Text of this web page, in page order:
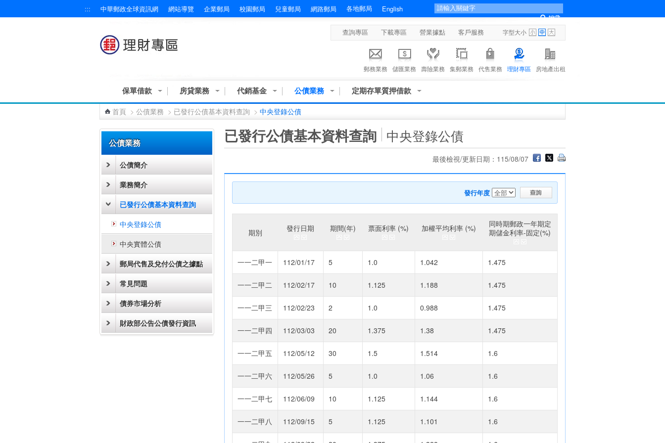
::: 中華郵政全球資訊網 網站導覽 企業郵局 校園郵局 兒童郵局 網路郵局 各地郵局 English
查詢專區 下載專區 營業據點 客戶服務 字型大小
郵務業務 儲匯業務 壽險業務 集郵業務 代售業務 理財專區 房地產出租
保單借款 房貸業務 代銷基金 公債業務 定期存單質押借款
首頁 > 公債業務 > 已發行公債基本資料查詢 > 中央登錄公債
公債業務
公債簡介
業務簡介
已發行公債基本資料查詢
中央登錄公債
中央實體公債
郵局代售及兌付公債之據點
常見問題
債券市場分析
財政部公告公債發行資訊
已發行公債基本資料查詢 中央登錄公債
最後檢視/更新日期：115/08/07
發行年度
期別 發行日期 期間(年) 票面利率 (%) 加權平均利率 (%)
同時期郵政一年期定
期儲金利率-固定(%)
一一二甲一 112/01/17 5 1.0 1.042 1.475
一一二甲二 112/02/17 10 1.125 1.188 1.475
一一二甲三 112/02/23 2 1.0 0.988 1.475
一一二甲四 112/03/03 20 1.375 1.38 1.475
一一二甲五 112/05/12 30 1.5 1.514 1.6
一一二甲六 112/05/26 5 1.0 1.06 1.6
一一二甲七 112/06/09 10 1.125 1.144 1.6
一一二甲八 112/09/15 5 1.125 1.101 1.6